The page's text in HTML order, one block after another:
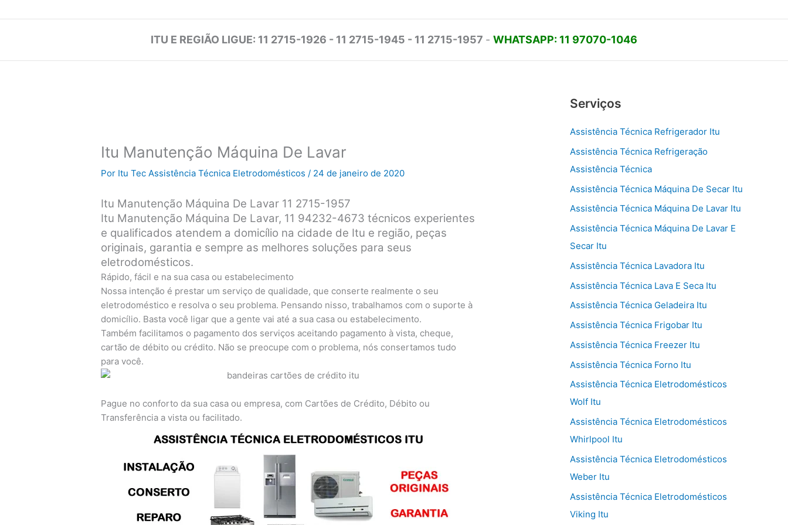
ITU E REGIÃO LIGUE: 11 2715-1926 - 11 2715-1945 - 11 2715-1957 - WHATSAPP: 11 97070-1046
Itu Manutenção Máquina De Lavar
Por Itu Tec Assistência Técnica Eletrodomésticos/ 24 de janeiro de 2020
Itu Manutenção Máquina De Lavar 11 2715-1957
Itu Manutenção Máquina De Lavar, 11 94232-4673 técnicos experientes
e qualificados atendem a domicílio na cidade de Itu e região, peças
originais, garantia e sempre as melhores soluções para seus
eletrodomésticos.
Rápido, fácil e na sua casa ou estabelecimento
Nossa intenção é prestar um serviço de qualidade, que conserte realmente o seu
eletrodoméstico e resolva o seu problema. Pensando nisso, trabalhamos com o suporte à
domicílio. Basta você ligar que a gente vai até a sua casa ou estabelecimento.
Também facilitamos o pagamento dos serviços aceitando pagamento à vista, cheque,
cartão de débito ou crédito. Não se preocupe com o problema, nós consertamos tudo
para você.
Pague no conforto da sua casa ou empresa, com Cartões de Crédito, Débito ou
Transferência a vista ou facilitado.
Serviços
Assistência Técnica Refrigerador Itu
Assistência Técnica Refrigeração
Assistência Técnica
Assistência Técnica Máquina De Secar Itu
Assistência Técnica Máquina De Lavar Itu
Assistência Técnica Máquina De Lavar E
Secar Itu
Assistência Técnica Lavadora Itu
Assistência Técnica Lava E Seca Itu
Assistência Técnica Geladeira Itu
Assistência Técnica Frigobar Itu
Assistência Técnica Freezer Itu
Assistência Técnica Forno Itu
Assistência Técnica Eletrodomésticos
Wolf Itu
Assistência Técnica Eletrodomésticos
Whirlpool Itu
Assistência Técnica Eletrodomésticos
Weber Itu
Assistência Técnica Eletrodomésticos
Viking Itu